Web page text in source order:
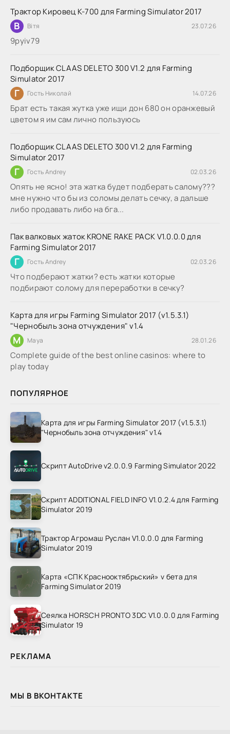
Трактор Кировец К-700 для Farming Simulator 2017
В Вітя 23.07.26
9руіv79
Подборщик CLAAS DELETO 300 V1.2 для Farming
Simulator 2017
Г Гость Николай 14.07.26
Брат есть такая жутка уже ищи дон 680 он оранжевый
цветом я им сам лично пользуюсь
Подборщик CLAAS DELETO 300 V1.2 для Farming
Simulator 2017
Г Гость Andrey 02.03.26
Опять не ясно! эта жатка будет подберать салому???
мне нужно что бы из соломы делать сечку, а дальше
либо продавать либо на бга...
Пак валковых жаток KRONE RAKE PACK V1.0.0.0 для
Farming Simulator 2017
Г Гость Andrey 02.03.26
Что подберают жатки? есть жатки которые
подбирают солому для переработки в сечку?
Карта для игры Farming Simulator 2017 (v1.5.3.1)
"Чернобыль зона отчуждения" v1.4
M Maya 28.01.26
Complete guide of the best online casinos: where to
play today
ПОПУЛЯРНОЕ
Карта для игры Farming Simulator 2017 (v1.5.3.1)
"Чернобыль зона отчуждения" v1.4
Скрипт AutoDrive v2.0.0.9 Farming Simulator 2022
Скрипт ADDITIONAL FIELD INFO V1.0.2.4 для Farming
Simulator 2019
Трактор Агромаш Руслан V1.0.0.0 для Farming
Simulator 2019
Карта «СПК Краснооктябрьский» v бета для
Farming Simulator 2019
Сеялка HORSCH PRONTO 3DC V1.0.0.0 для Farming
Simulator 19
РЕКЛАМА
МЫ В ВКОНТАКТЕ